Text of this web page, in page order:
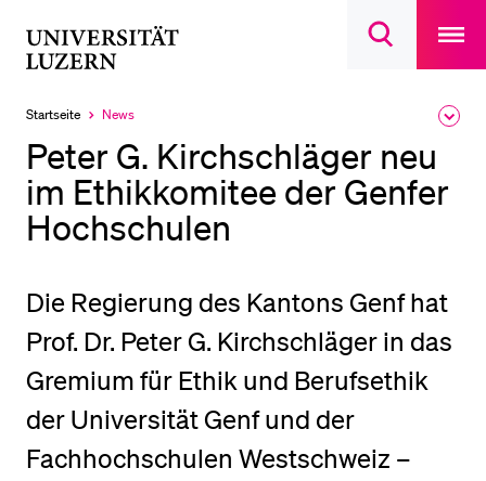
Suchdialog
main
Startseite
Aktuell
ausgewählt
News
Peter G. Kirchschläger neu
im Ethikkomitee der Genfer
Hochschulen
Die Regierung des Kantons Genf hat
Prof. Dr. Peter G. Kirchschläger in das
Gremium für Ethik und Berufsethik
der Universität Genf und der
Fachhochschulen Westschweiz –
LETZTE SUCHEN
DIE UNI FÜR…
Schulklassen und Lehrpersonen
Studien­interessierte
Forschende
Mitarbeitende
Alumni
Stellensuchende